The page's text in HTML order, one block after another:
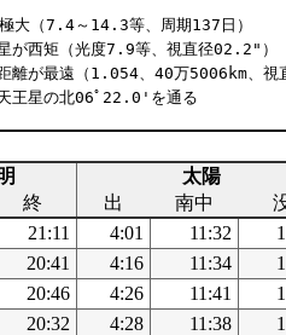
大（7.4～14.3等、周期137日）
が西矩（光度7.9等、視直径02.2"）
離が最遠（1.054、40万5006km、
王星の北06ﾟ22.0'を通る
太陽
終 出 南中
21:11 4:01 11:32
20:41 4:16 11:34
20:46 4:26 11:41
20:32 4:28 11:38